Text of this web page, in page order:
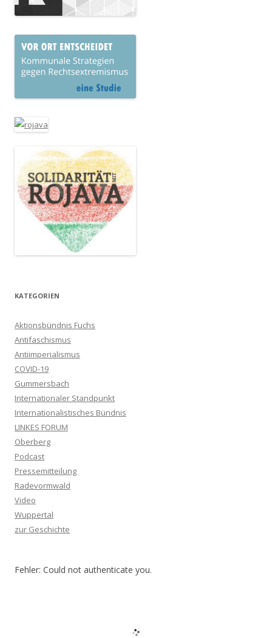
KATEGORIEN
Aktionsbündnis Fuchs
Antifaschismus
Antiimperialismus
COVID-19
Gummersbach
Internationaler Standpunkt
Internationalistisches Bündnis
LINKES FORUM
Oberberg
Podcast
Pressemitteilung
Radevormwald
Video
Wuppertal
zur Geschichte
Fehler: Could not authenticate you.